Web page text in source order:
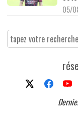
05/